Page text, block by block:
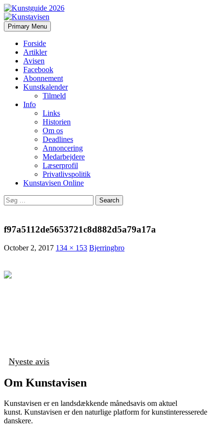
Kunstavisen
Search
Primary Menu Skip
to
Forside
Artikler
Avisen
Facebook
Abonnement
Kunstkalender
Tilmeld
Info
Links
Historien
Om os
Deadlines
Annoncering
Medarbejdere
Læserprofil
Privatlivspolitik
Kunstavisen Online
Search
for:
f97a5112de5653721c8d882d5a79a17a
October 2, 2017 134 × 153 Bjerringbro
Nyeste avis
Om Kunstavisen
Kunstavisen er en landsdækkende månedsavis om aktuel
kunst. Kunstavisen er den naturlige platform for kunstinteresserede
danskere.